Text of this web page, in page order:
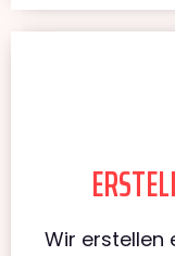
Wir erstellen